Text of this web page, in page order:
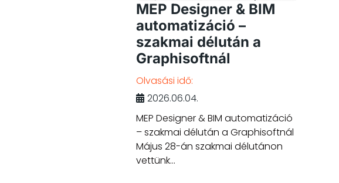
MEP Designer & BIM
automatizáció –
szakmai délután a
Graphisoftnál
Olvasási idő:
2026.06.04.
MEP Designer & BIM automatizáció
– szakmai délután a Graphisoftnál
Május 28-án szakmai délutánon
vettünk...